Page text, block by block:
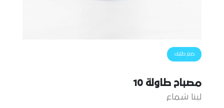
ضع طلبك
مصباح طاولة 10
لينا شماع